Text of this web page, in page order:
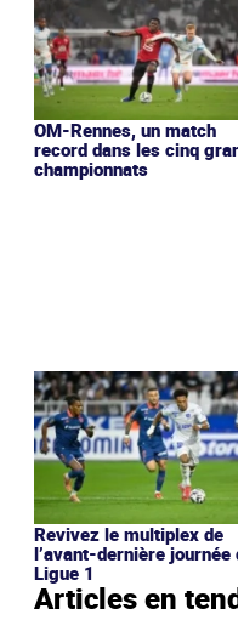
OM-Rennes, un match
record dans les cinq
championnats
Revivez le multiplex de
l’avant-dernière journée
Ligue 1
Articles en